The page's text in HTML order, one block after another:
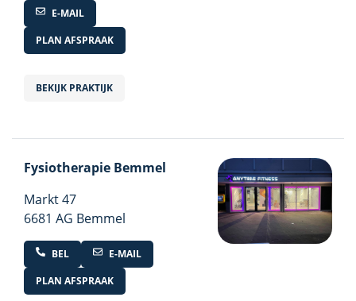
E-MAIL
PLAN AFSPRAAK
BEKIJK PRAKTIJK
Fysiotherapie Bemmel
Markt47
6681 AG Bemmel
BEL
E-MAIL
PLAN AFSPRAAK